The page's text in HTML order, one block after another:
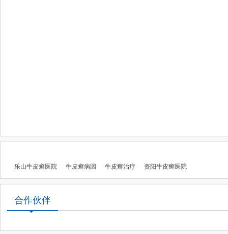
乐山牛皮癣医院 牛皮癣病因 牛皮癣治疗 资阳牛皮癣医院
合作伙伴